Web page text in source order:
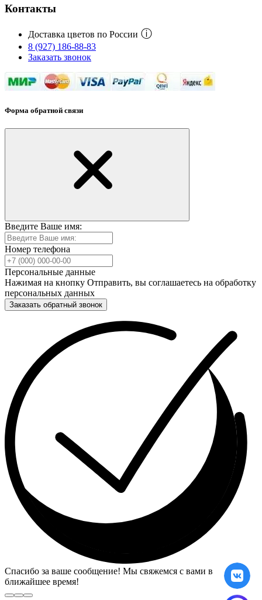
Контакты
Доставка цветов по России ⓘ
8 (927) 186-88-83
Заказать звонок
Форма обратной связи
Введите Ваше имя:
Номер телефона
Персональные данные
Нажимая на кнопку Отправить, вы соглашаетесь на обработку
персональных данных
Заказать обратный звонок
Спасибо за ваше сообщение! Мы свяжемся с вами в
ближайшее время!